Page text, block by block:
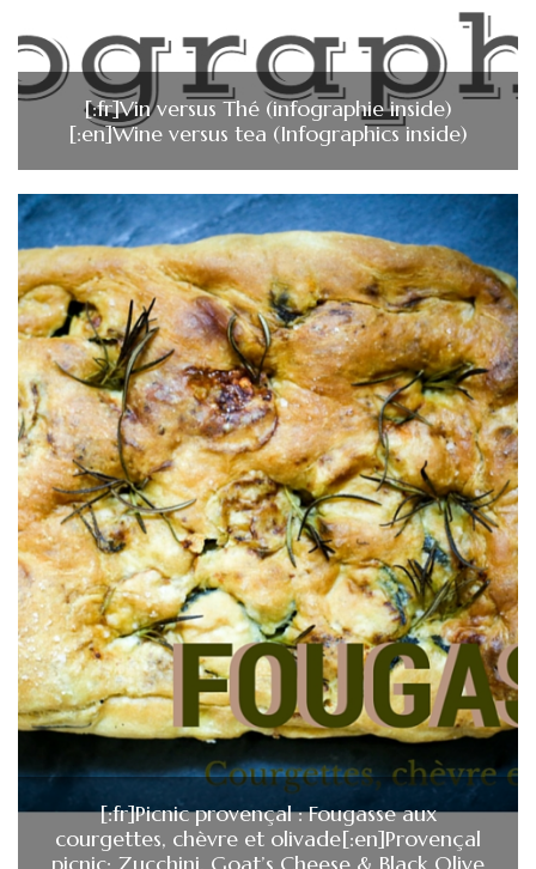
[:fr]Vin versus Thé (infographie inside)
[:en]Wine versus tea (Infographics inside)
[:fr]Picnic provençal : Fougasse aux
courgettes, chèvre et olivade[:en]Provençal